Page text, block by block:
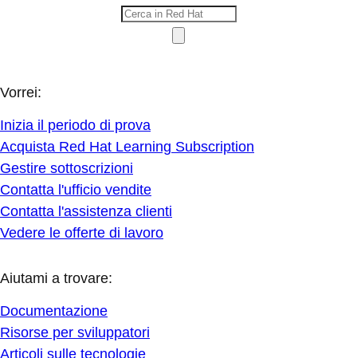
Vorrei:
Inizia il periodo di prova
Acquista Red Hat Learning Subscription
Gestire sottoscrizioni
Contatta l'ufficio vendite
Contatta l'assistenza clienti
Vedere le offerte di lavoro
Aiutami a trovare:
Documentazione
Risorse per sviluppatori
Articoli sulle tecnologie